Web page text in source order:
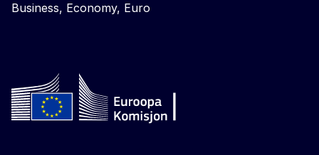
Business, Economy, Euro